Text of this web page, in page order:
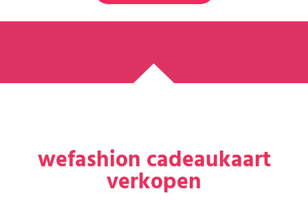
wefashion cadeaukaart
verkopen